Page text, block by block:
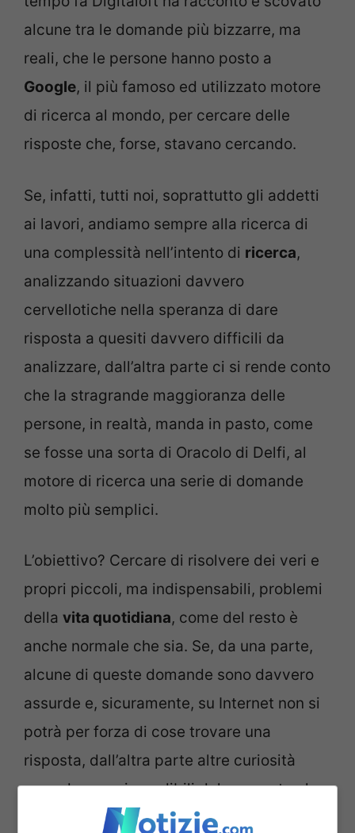
alcune tra le domande più bizzarre, ma
reali, che le persone hanno posto a
Google, il più famoso ed utilizzato motore
di ricerca al mondo, per cercare delle
risposte che, forse, stavano cercando.
Se, infatti, tutti noi, soprattutto gli addetti
ai lavori, andiamo sempre alla ricerca di
una complessità nell’intento di ricerca,
analizzando situazioni davvero
cervellotiche nella speranza di dare
risposta a quesiti davvero difficili da
analizzare, dall’altra parte ci si rende conto
che la stragrande maggioranza delle
persone, in realtà, manda in pasto, come
se fosse una sorta di Oracolo di Delfi, al
motore di ricerca una serie di domande
molto più semplici.
L’obiettivo? Cercare di risolvere dei veri e
propri piccoli, ma indispensabili, problemi
della vita quotidiana, come del resto è
anche normale che sia. Se, da una parte,
alcune di queste domande sono davvero
assurde e, sicuramente, su Internet non si
potrà per forza di cose trovare una
risposta, dall’altra parte altre curiosità
sono davvero incredibili dal momento che
nessuno si sarebbe mai immaginato che